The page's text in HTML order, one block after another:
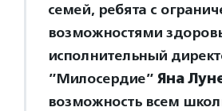
семей, ребята с
возможностями
исполнительный
”Милосердие” Яна
возможность всем